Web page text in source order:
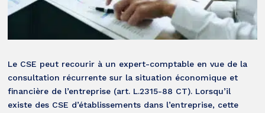
Le CSE peut recourir à un expert-comptable en vue de la
consultation récurrente sur la situation économique et
financière de l’entreprise (art. L.2315-88 CT). Lorsqu’il
existe des CSE d’établissements dans l’entreprise, cette